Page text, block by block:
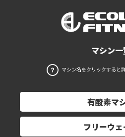
マシン一
マシン名をクリックすると
有酸素マ
トレッドミ
フリーウ